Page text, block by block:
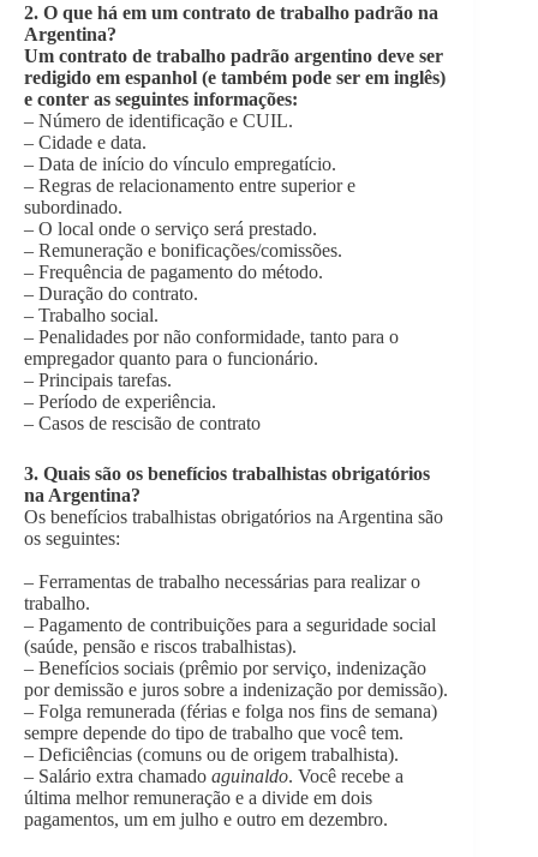
2. O que há em um contrato de trabalho padrão na
Argentina?
Um contrato de trabalho padrão argentino deve ser
redigido em espanhol (e também pode ser em inglês)
e conter as seguintes informações:
– Número de identificação e CUIL.
– Cidade e data.
– Data de início do vínculo empregatício.
– Regras de relacionamento entre superior e
subordinado.
– O local onde o serviço será prestado.
– Remuneração e bonificações/comissões.
– Frequência de pagamento do método.
– Duração do contrato.
– Trabalho social.
– Penalidades por não conformidade, tanto para o
empregador quanto para o funcionário.
– Principais tarefas.
– Período de experiência.
– Casos de rescisão de contrato
3. Quais são os benefícios trabalhistas obrigatórios
na Argentina?
Os benefícios trabalhistas obrigatórios na Argentina são
os seguintes:
– Ferramentas de trabalho necessárias para realizar o
trabalho.
– Pagamento de contribuições para a seguridade social
(saúde, pensão e riscos trabalhistas).
– Benefícios sociais (prêmio por serviço, indenização
por demissão e juros sobre a indenização por demissão).
– Folga remunerada (férias e folga nos fins de semana)
sempre depende do tipo de trabalho que você tem.
– Deficiências (comuns ou de origem trabalhista).
– Salário extra chamado aguinaldo. Você recebe a
última melhor remuneração e a divide em dois
pagamentos, um em julho e outro em dezembro.